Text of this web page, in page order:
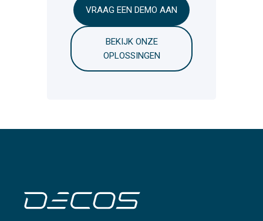
VRAAG EEN DEMO AAN
BEKIJK ONZE
OPLOSSINGEN